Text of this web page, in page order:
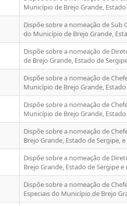
Município de Brejo Grande,
Dispõe sobre a nomeação de Sub
do Município de Brejo Grande,
Dispõe sobre a nomeação de
de Brejo Grande, Estado de
Dispõe sobre a nomeação de
Município de Brejo Grande,
Dispõe sobre a nomeação de
Município de Brejo Grande,
Dispõe sobre a nomeação de
Brejo Grande, Estado de Sergipe,
Dispõe sobre a nomeação de
Brejo Grande, Estado de Sergipe
Dispõe sobre a nomeação de
Especiais do Município de Brejo